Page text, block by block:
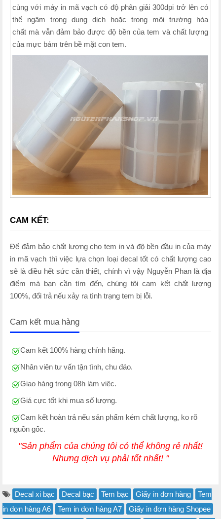
cùng với máy in mã vạch có độ phân giải 300dpi trở lên có
thể ngâm trong dung dịch hoặc trong môi trường hóa
chất mà vẫn đảm bảo được độ bền của tem và chất lượng
của mực bám trên bề mặt con tem.
CAM KẾT:
Để đảm bảo chất lượng cho tem in và độ bền đầu in của máy
in mã vạch thì việc lựa chọn loại decal tốt có chất lượng cao
sẽ là điều hết sức cần thiết, chính vì vậy Nguyễn Phan là địa
điểm mà bạn cần tìm đến, chúng tôi cam kết chất lượng
100%, đổi trả nếu xảy ra tình trạng tem bị lỗi.
Cam kết mua hàng
Cam kết 100% hàng chính hãng.
Nhân viên tư vấn tận tình, chu đáo.
Giao hàng trong 08h làm việc.
Giá cực tốt khi mua số lượng.
Cam kết hoàn trả nếu sản phẩm kém chất lượng, ko rõ
nguồn gốc.
"Sản phẩm của chúng tôi có thể không rẻ nhất!
Nhưng dịch vụ phải tốt nhất! "
Decal xi bạc Decal bạc Tem bạc Giấy in đơn hàng
Tem
in đơn hàng A6
Tem in đơn hàng A7
Giấy in đơn hàng Shopee